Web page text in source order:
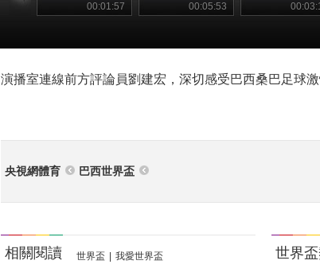
00:01:57 00:05:53
演播室連線前方評論員劉建宏，深切感受巴西桑巴足球激
央視網體育 巴西世界盃
相關閱讀 世界盃 我愛世界盃 世界